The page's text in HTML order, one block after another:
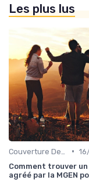
Les plus lus
•
Comment trouver
agréé par la MGEN